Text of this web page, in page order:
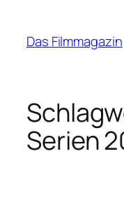
springen
Das Filmmagazin
Serien